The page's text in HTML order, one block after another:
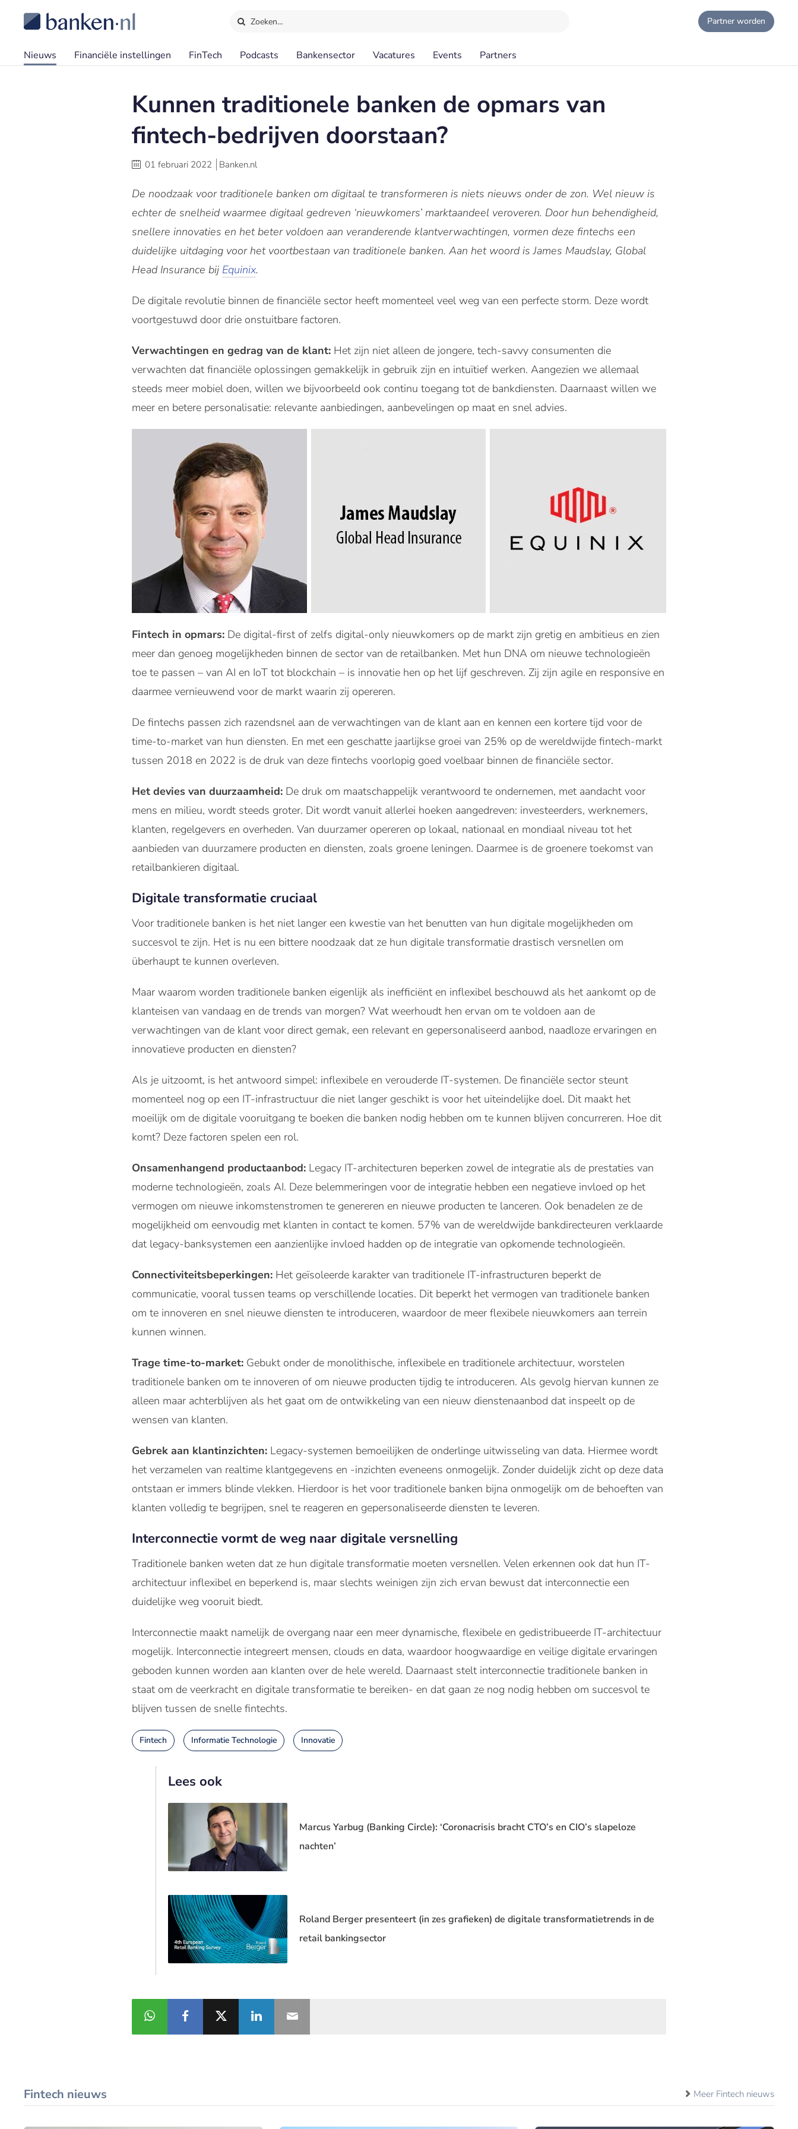
Zoeken… Partner worden
Nieuws Financiële instellingen FinTech Podcasts Bankensector Vacatures Events Partners
Kunnen traditionele banken de opmars van
fintech-bedrijven doorstaan?
01 februari 2022 Banken.nl
De noodzaak voor traditionele banken om digitaal te transformeren is niets nieuws onder de zon. Wel nieuw is
echter de snelheid waarmee digitaal gedreven ‘nieuwkomers’ marktaandeel veroveren. Door hun behendigheid,
snellere innovaties en het beter voldoen aan veranderende klantverwachtingen, vormen deze fintechs een
duidelijke uitdaging voor het voortbestaan ​​van traditionele banken. Aan het woord is James Maudslay, Global
Head Insurance bij Equinix.
De digitale revolutie binnen de financiële sector heeft momenteel veel weg van een perfecte storm. Deze wordt
voortgestuwd door drie onstuitbare factoren.
Verwachtingen en gedrag van de klant: Het zijn niet alleen de jongere, tech-savvy consumenten die
verwachten dat financiële oplossingen gemakkelijk in gebruik zijn en intuïtief werken. Aangezien we allemaal
steeds meer mobiel doen, willen we bijvoorbeeld ook continu toegang tot de bankdiensten. Daarnaast willen we
meer en betere personalisatie: relevante aanbiedingen, aanbevelingen op maat en snel advies.
Fintech in opmars: De digital-first of zelfs digital-only nieuwkomers op de markt zijn gretig en ambitieus en zien
meer dan genoeg mogelijkheden binnen de sector van de retailbanken. Met hun DNA om nieuwe technologieën
toe te passen – van AI en IoT tot blockchain – is innovatie hen op het lijf geschreven. Zij zijn agile en responsive en
daarmee vernieuwend voor de markt waarin zij opereren.
De fintechs passen zich razendsnel aan de verwachtingen van de klant aan en kennen een kortere tijd voor de
time-to-market van hun diensten. En met een geschatte jaarlijkse groei van 25% op de wereldwijde fintech-markt
tussen 2018 en 2022 is de druk van deze fintechs voorlopig goed voelbaar binnen de financiële sector.
Het devies van duurzaamheid: De druk om maatschappelijk verantwoord te ondernemen, met aandacht voor
mens en milieu, wordt steeds groter. Dit wordt vanuit allerlei hoeken aangedreven: investeerders, werknemers,
klanten, regelgevers en overheden. Van duurzamer opereren op lokaal, nationaal en mondiaal niveau tot het
aanbieden van duurzamere producten en diensten, zoals groene leningen. Daarmee is de groenere toekomst van
retailbankieren digitaal.
Digitale transformatie cruciaal
Voor traditionele banken is het niet langer een kwestie van het benutten van hun digitale mogelijkheden om
succesvol te zijn. Het is nu een bittere noodzaak dat ze hun digitale transformatie drastisch versnellen om
überhaupt te kunnen overleven.
Maar waarom worden traditionele banken eigenlijk als inefficiënt en inflexibel beschouwd als het aankomt op de
klanteisen van vandaag en de trends van morgen? Wat weerhoudt hen ervan om te voldoen aan de
verwachtingen van de klant voor direct gemak, een relevant en gepersonaliseerd aanbod, naadloze ervaringen en
innovatieve producten en diensten?
Als je uitzoomt, is het antwoord simpel: inflexibele en verouderde IT-systemen. De financiële sector steunt
momenteel nog op een IT-infrastructuur die niet langer geschikt is voor het uiteindelijke doel. Dit maakt het
moeilijk om de digitale vooruitgang te boeken die banken nodig hebben om te kunnen blijven concurreren. Hoe dit
komt? Deze factoren spelen een rol.
Onsamenhangend productaanbod: Legacy IT-architecturen beperken zowel de integratie als de prestaties van
moderne technologieën, zoals AI. Deze belemmeringen voor de integratie hebben een negatieve invloed op het
vermogen om nieuwe inkomstenstromen te genereren en nieuwe producten te lanceren. Ook benadelen ze de
mogelijkheid om eenvoudig met klanten in contact te komen. 57% van de wereldwijde bankdirecteuren verklaarde
dat legacy-banksystemen een aanzienlijke invloed hadden op de integratie van opkomende technologieën.
Connectiviteitsbeperkingen: Het geïsoleerde karakter van traditionele IT-infrastructuren beperkt de
communicatie, vooral tussen teams op verschillende locaties. Dit beperkt het vermogen van traditionele banken
om te innoveren en snel nieuwe diensten te introduceren, waardoor de meer flexibele nieuwkomers aan terrein
kunnen winnen.
Trage time-to-market: Gebukt onder de monolithische, inflexibele en traditionele architectuur, worstelen
traditionele banken om te innoveren of om nieuwe producten tijdig te introduceren. Als gevolg hiervan kunnen ze
alleen maar achterblijven als het gaat om de ontwikkeling van een nieuw dienstenaanbod dat inspeelt op de
wensen van klanten.
Gebrek aan klantinzichten: Legacy-systemen bemoeilijken de onderlinge uitwisseling van data. Hiermee wordt
het verzamelen van realtime klantgegevens en -inzichten eveneens onmogelijk. Zonder duidelijk zicht op deze data
ontstaan ​​er immers blinde vlekken. Hierdoor is het voor traditionele banken bijna onmogelijk om de behoeften van
klanten volledig te begrijpen, snel te reageren en gepersonaliseerde diensten te leveren.
Interconnectie vormt de weg naar digitale versnelling
Traditionele banken weten dat ze hun digitale transformatie moeten versnellen. Velen erkennen ook dat hun IT-
architectuur inflexibel en beperkend is, maar slechts weinigen zijn zich ervan bewust dat interconnectie een
duidelijke weg vooruit biedt.
Interconnectie maakt namelijk de overgang naar een meer dynamische, flexibele en gedistribueerde IT-architectuur
mogelijk. Interconnectie integreert mensen, clouds en data, waardoor hoogwaardige en veilige digitale ervaringen
geboden kunnen worden aan klanten over de hele wereld. Daarnaast stelt interconnectie traditionele banken in
staat om de veerkracht en digitale transformatie te bereiken- en dat gaan ze nog nodig hebben om succesvol te
blijven tussen de snelle fintechts.
Fintech Informatie Technologie Innovatie
Lees ook
Marcus Yarbug (Banking Circle): ‘Coronacrisis bracht CTO’s en CIO’s slapeloze
nachten’
Roland Berger presenteert (in zes grafieken) de digitale transformatietrends in de
retail bankingsector
Fintech nieuws Meer Fintech nieuws